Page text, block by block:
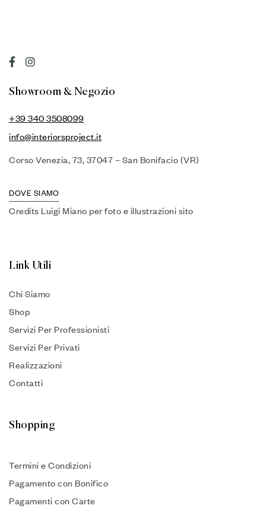
Showroom & Negozio
+39 340 3508099
info@interiorsproject.it
Corso Venezia, 73, 37047 – San Bonifacio (VR)
DOVE SIAMO
Credits Luigi Miano per foto e illustrazioni sito
Link Utili
Chi Siamo
Shop
Servizi Per Professionisti
Servizi Per Privati
Realizzazioni
Contatti
Shopping
Termini e Condizioni
Pagamento con Bonifico
Pagamenti con Carte